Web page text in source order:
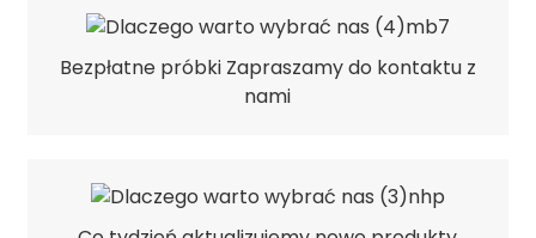
Bezpłatne próbki Zapraszamy do kontaktu z
nami